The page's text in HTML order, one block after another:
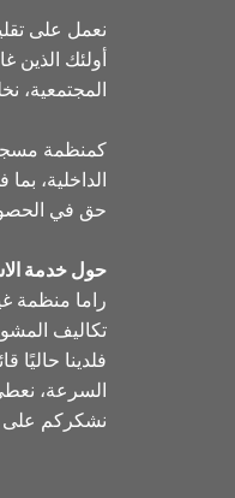
نعمل على
أولئك الذين
المجتمعية،
الداخلية،
حق في
حول خدمة
راما منظمة
تكاليف
فلدينا
السرعة، نعطي
نشكركم على